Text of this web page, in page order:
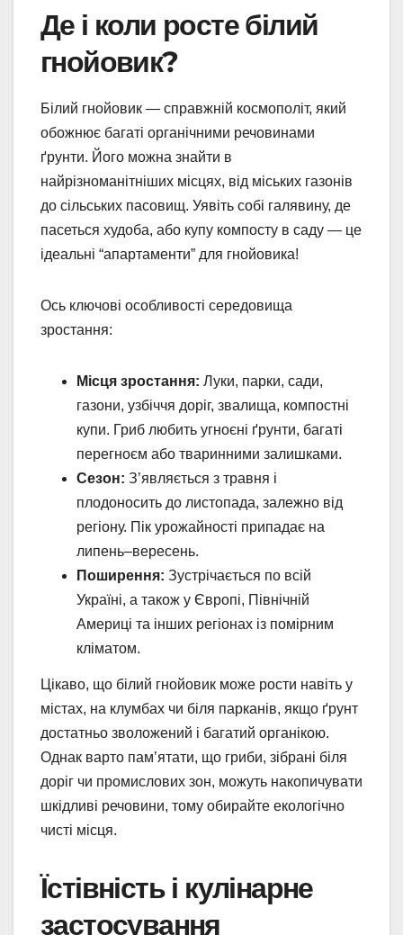
Де і коли росте білий
гнойовик?
Білий гнойовик — справжній космополіт, який
обожнює багаті органічними речовинами
ґрунти. Його можна знайти в
найрізноманітніших місцях, від міських газонів
до сільських пасовищ. Уявіть собі галявину, де
пасеться худоба, або купу компосту в саду — це
ідеальні “апартаменти” для гнойовика!
Ось ключові особливості середовища
зростання:
Місця зростання: Луки, парки, сади,
газони, узбіччя доріг, звалища, компостні
купи. Гриб любить угноєні ґрунти, багаті
перегноєм або тваринними залишками.
Сезон: З’являється з травня і
плодоносить до листопада, залежно від
регіону. Пік урожайності припадає на
липень–вересень.
Поширення: Зустрічається по всій
Україні, а також у Європі, Північній
Америці та інших регіонах із помірним
кліматом.
Цікаво, що білий гнойовик може рости навіть у
містах, на клумбах чи біля парканів, якщо ґрунт
достатньо зволожений і багатий органікою.
Однак варто пам’ятати, що гриби, зібрані біля
доріг чи промислових зон, можуть накопичувати
шкідливі речовини, тому обирайте екологічно
чисті місця.
Їстівність і кулінарне
застосування